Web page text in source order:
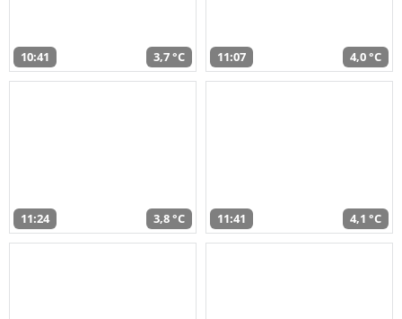
10:41 3,7 °C 11:07 4,0 °C
11:24 3,8 °C 11:41 4,1 °C